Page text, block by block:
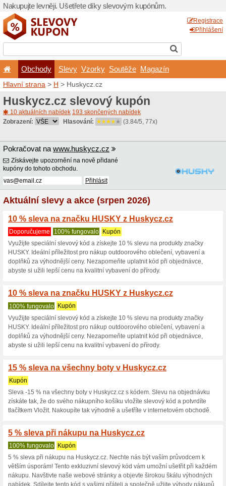
Nakupujte levněji.
Obchody Slevy
Hlavní strana>H>
Huskycz.cz
Zobrazení:
Pokračovat na
Získávejte upozornění na